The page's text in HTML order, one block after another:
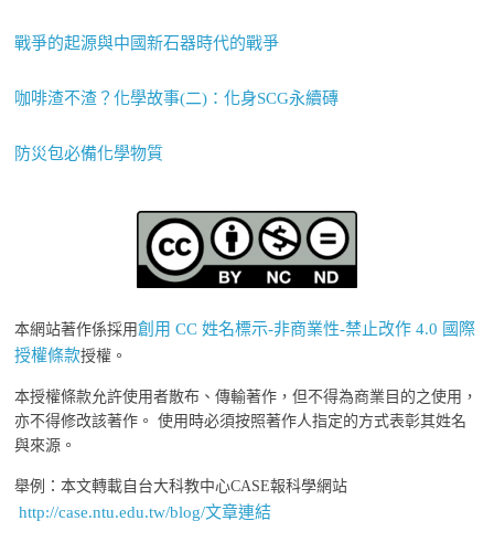
戰爭的起源與中國新石器時代的戰爭
咖啡渣不渣？化學故事(二)：化身SCG永續磚
防災包必備化學物質
本網站著作係採用創用 CC 姓名標示-非商業性-禁止改作 4.0 國際
授權條款授權。
本授權條款允許使用者散布、傳輸著作，但不得為商業目的之使用，
亦不得修改該著作。 使用時必須按照著作人指定的方式表彰其姓名
與來源。
舉例：本文轉載自台大科教中心CASE報科學網站
http://case.ntu.edu.tw/blog/文章連結